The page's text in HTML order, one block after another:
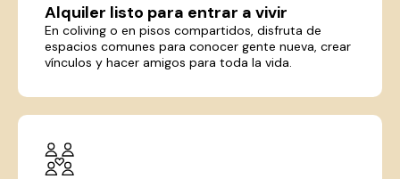
Alquiler listo para entrar a vivir
En coliving o en pisos compartidos, disfruta de
espacios comunes para conocer gente nueva, crear
vínculos y hacer amigos para toda la vida.